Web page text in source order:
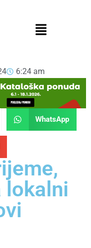
6:24 am
WhatsApp
lokalni